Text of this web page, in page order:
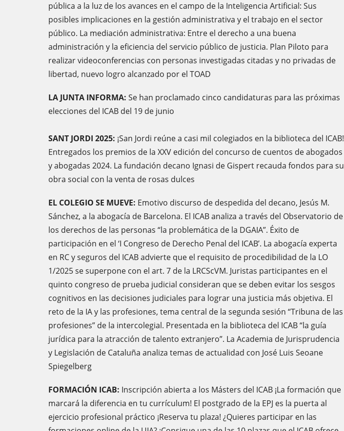
pública a la luz de los avances en el campo de la Inteligencia Artificial: Sus
posibles implicaciones en la gestión administrativa y el trabajo en el sector
público. La mediación administrativa: Entre el derecho a una buena
administración y la eficiencia del servicio público de justicia. Plan Piloto para
realizar videoconferencias con personas investigadas citadas y no privadas de
libertad, nuevo logro alcanzado por el TOAD
LA JUNTA INFORMA: Se han proclamado cinco candidaturas para las próximas
elecciones del ICAB del 19 de junio
SANT JORDI 2025: ¡San Jordi reúne a casi mil colegiados en la biblioteca del ICAB!
Entregados los premios de la XXV edición del concurso de cuentos de abogados
y abogadas 2024. La fundación decano Ignasi de Gispert recauda fondos para su
obra social con la venta de rosas dulces
EL COLEGIO SE MUEVE: Emotivo discurso de despedida del decano, Jesús M.
Sánchez, a la abogacía de Barcelona. El ICAB analiza a través del Observatorio de
los derechos de las personas “la problemática de la DGAIA”. Éxito de
participación en el ‘I Congreso de Derecho Penal del ICAB’. La abogacía experta
en RC y seguros del ICAB advierte que el requisito de procedibilidad de la LO
1/2025 se superpone con el art. 7 de la LRCScVM. Juristas participantes en el
quinto congreso de prueba judicial consideran que se deben evitar los sesgos
cognitivos en las decisiones judiciales para lograr una justicia más objetiva. El
reto de la IA y las profesiones, tema central de la segunda sesión “Tribuna de las
profesiones” de la intercolegial. Presentada en la biblioteca del ICAB “la guía
jurídica para la atracción de talento extranjero”. La Academia de Jurisprudencia
y Legislación de Cataluña analiza temas de actualidad con José Luis Seoane
Spiegelberg
FORMACIÓN ICAB: Inscripción abierta a los Másters del ICAB ¡La formación que
marcará la diferencia en tu currículum! El postgrado de la EPJ es la puerta al
ejercicio profesional práctico ¡Reserva tu plaza! ¿Quieres participar en las